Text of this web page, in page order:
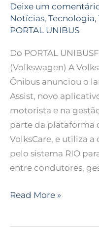
Deixe um
Notícias, Tecnologia,
PORTAL UNIBUS
Do PORTAL
(Volkswagen) A
Ônibus anunciou o
Assist, novo
motorista e na
parte da plataforma
VolksCare, e utiliza
pelo sistema RIO
entre condutores,
Read More »